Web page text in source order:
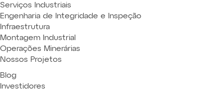
Serviços Industriais
Engenharia de Integridade e Inspeção
Infraestrutura
Montagem Industrial
Operações Minerárias
Nossos Projetos
Blog
Investidores